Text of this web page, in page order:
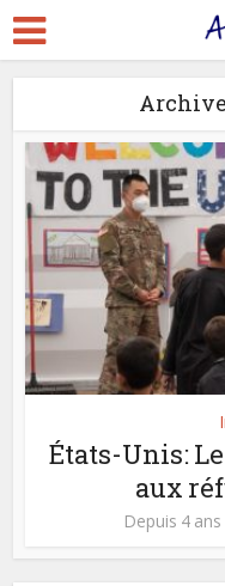
États-Unis:
aux
Depuis 4 ans